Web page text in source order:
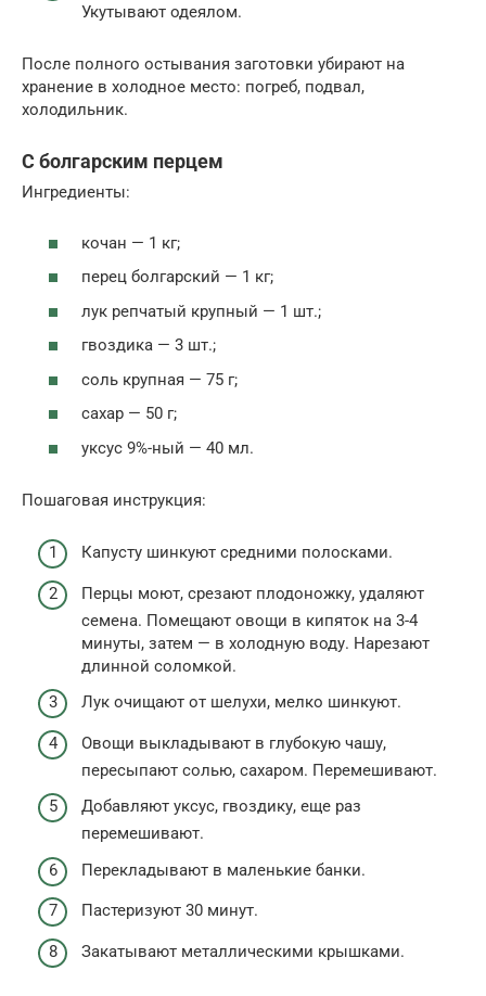
Укутывают одеялом.
После полного остывания заготовки убирают на
хранение в холодное место: погреб, подвал,
холодильник.
С болгарским перцем
Ингредиенты:
кочан — 1 кг;
перец болгарский — 1 кг;
лук репчатый крупный — 1 шт.;
гвоздика — 3 шт.;
соль крупная — 75 г;
сахар — 50 г;
уксус 9%-ный — 40 мл.
Пошаговая инструкция:
Капусту шинкуют средними полосками.
Перцы моют, срезают плодоножку, удаляют
семена. Помещают овощи в кипяток на 3-4
минуты, затем — в холодную воду. Нарезают
длинной соломкой.
Лук очищают от шелухи, мелко шинкуют.
Овощи выкладывают в глубокую чашу,
пересыпают солью, сахаром. Перемешивают.
Добавляют уксус, гвоздику, еще раз
перемешивают.
Перекладывают в маленькие банки.
Пастеризуют 30 минут.
Закатывают металлическими крышками.